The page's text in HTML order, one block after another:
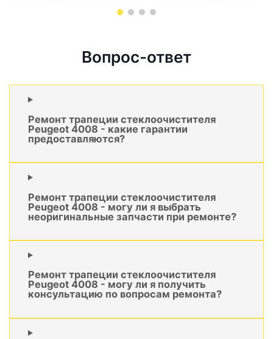
Вопрос-ответ
Ремонт трапеции стеклоочистителя
Peugeot 4008 - какие гарантии
предоставляются?
Ремонт трапеции стеклоочистителя
Peugeot 4008 - могу ли я выбрать
неоригинальные запчасти при ремонте?
Ремонт трапеции стеклоочистителя
Peugeot 4008 - могу ли я получить
консультацию по вопросам ремонта?